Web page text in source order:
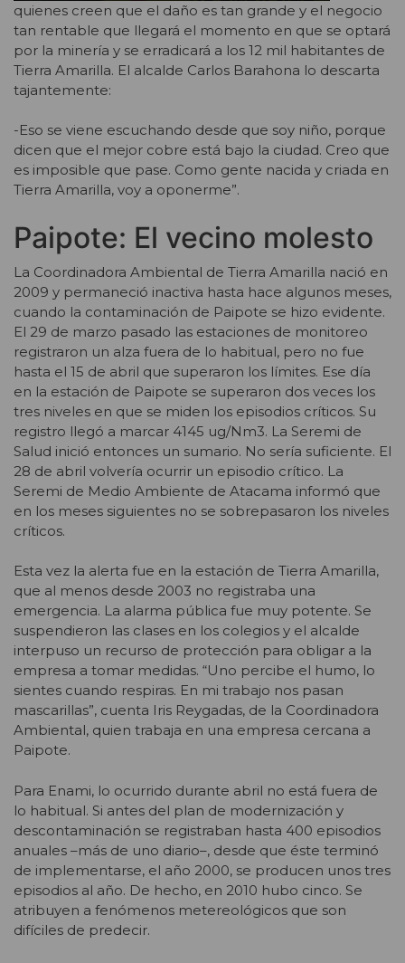
quienes creen que el daño es tan grande y el negocio
tan rentable que llegará el momento en que se optará
por la minería y se erradicará a los 12 mil habitantes de
Tierra Amarilla. El alcalde Carlos Barahona lo descarta
tajantemente:
-Eso se viene escuchando desde que soy niño, porque
dicen que el mejor cobre está bajo la ciudad. Creo que
es imposible que pase. Como gente nacida y criada en
Tierra Amarilla, voy a oponerme”.
Paipote: El vecino molesto
La Coordinadora Ambiental de Tierra Amarilla nació en
2009 y permaneció inactiva hasta hace algunos meses,
cuando la contaminación de Paipote se hizo evidente.
El 29 de marzo pasado las estaciones de monitoreo
registraron un alza fuera de lo habitual, pero no fue
hasta el 15 de abril que superaron los límites. Ese día
en la estación de Paipote se superaron dos veces los
tres niveles en que se miden los episodios críticos. Su
registro llegó a marcar 4145 ug/Nm3. La Seremi de
Salud inició entonces un sumario. No sería suficiente. El
28 de abril volvería ocurrir un episodio crítico. La
Seremi de Medio Ambiente de Atacama informó que
en los meses siguientes no se sobrepasaron los niveles
críticos.
Esta vez la alerta fue en la estación de Tierra Amarilla,
que al menos desde 2003 no registraba una
emergencia. La alarma pública fue muy potente. Se
suspendieron las clases en los colegios y el alcalde
interpuso un recurso de protección para obligar a la
empresa a tomar medidas. “Uno percibe el humo, lo
sientes cuando respiras. En mi trabajo nos pasan
mascarillas”, cuenta Iris Reygadas, de la Coordinadora
Ambiental, quien trabaja en una empresa cercana a
Paipote.
Para Enami, lo ocurrido durante abril no está fuera de
lo habitual. Si antes del plan de modernización y
descontaminación se registraban hasta 400 episodios
anuales –más de uno diario–, desde que éste terminó
de implementarse, el año 2000, se producen unos tres
episodios al año. De hecho, en 2010 hubo cinco. Se
atribuyen a fenómenos metereológicos que son
difíciles de predecir.